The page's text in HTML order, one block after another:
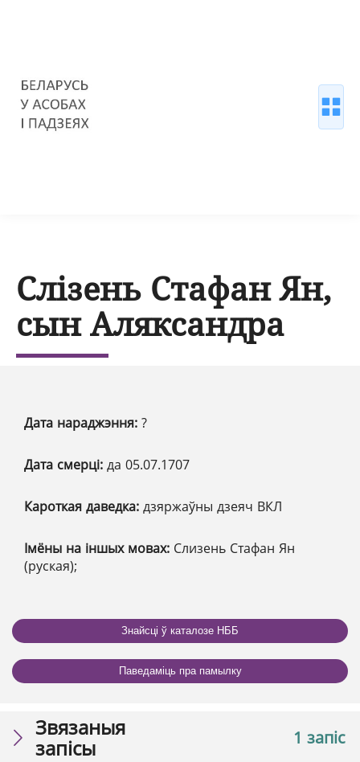
Слізень Стафан Ян,
сын Аляксандра
Дата нараджэння: ?
Дата смерці: да 05.07.1707
Кароткая даведка: дзяржаўны дзеяч ВКЛ
Імёны на іншых мовах: Слизень Стафан Ян
(руская);
Знайсці ў каталозе НББ
Паведаміць пра памылку
1 запіс
Звязаныя
запісы